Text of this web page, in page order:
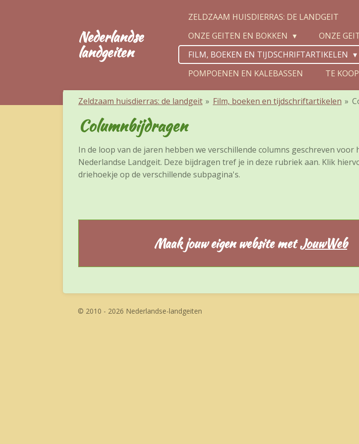
Nederlandse
landgeiten
ZELDZAAM HUISDIERRAS: DE LANDGEIT
ONZE GEITEN EN BOKKEN
ONZE
FILM, BOEKEN EN TIJDSCHRIFTARTIKELEN
POMPOENEN EN KALEBASSEN
TE KOOP
Zeldzaam huisdierras: de landgeit » Film, boeken en tijdschriftartikelen »
Columnbijdragen
In de loop van de jaren hebben we verschillende columns geschreven voor
Nederlandse Landgeit. Deze bijdragen tref je in deze rubriek aan. Klik
driehoekje op de verschillende subpagina's.
Maak jouw eigen website met JouwWeb
© 2010 - 2026 Nederlandse-landgeiten